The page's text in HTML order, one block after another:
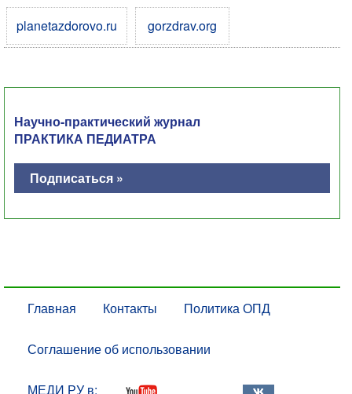
planetazdorovo.ru
gorzdrav.org
Научно-практический журнал
ПРАКТИКА ПЕДИАТРА
Подписаться »
Главная Контакты Политика ОПД
Соглашение об использовании
МЕДИ РУ в: